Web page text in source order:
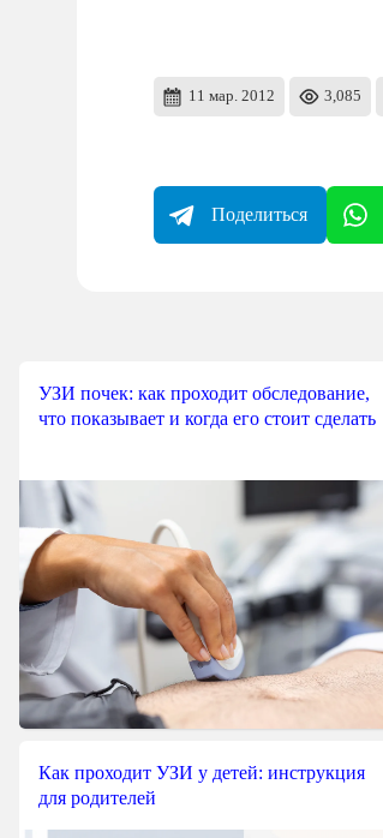
11 мар. 2012 3,085
Поделиться
УЗИ почек: как проходит обследование,
что показывает и когда его стоит сделать
Как проходит УЗИ у детей: инструкция
для родителей